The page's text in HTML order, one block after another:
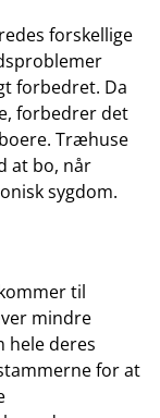
forskellige
forbedret. Da
forbedrer det
Træhuse
at bo, når
sygdom.
til
mindre
hele deres
for at